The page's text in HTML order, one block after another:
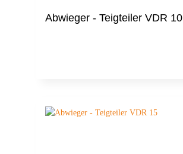
Abwieger - Teigteiler VDR 10